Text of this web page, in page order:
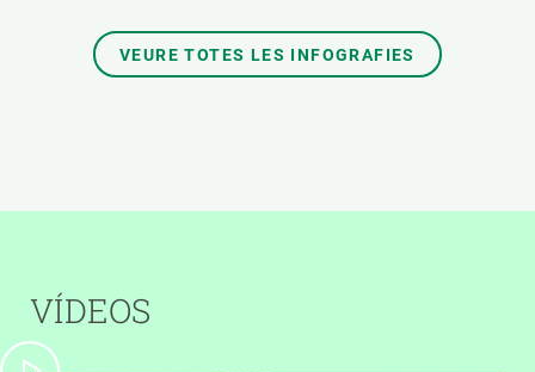
VEURE TOTES LES INFOGRAFIES
VÍDEOS